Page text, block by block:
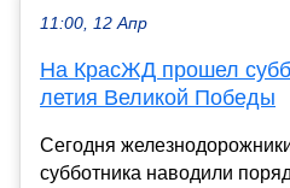
11:00, 12 Апр
На КрасЖД прошел
летия Великой Победы
Сегодня
субботника наводили